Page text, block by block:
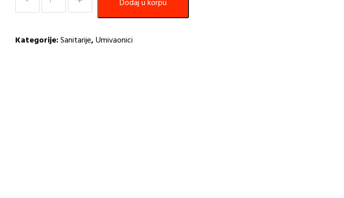
nadgradni
Terrazzo
Dodaj u korpu
Kategorije:Sanitarije,Umivaonici